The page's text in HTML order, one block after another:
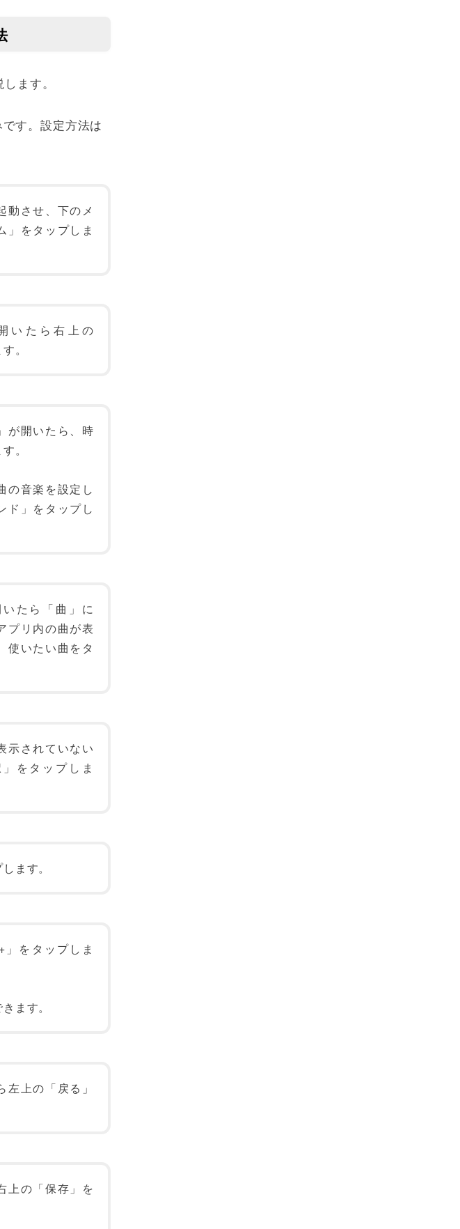
ます。
す。設定方法は
動させ、下のメ
」をタップしま
いたら右上の
。
が開いたら、時
。
の音楽を設定し
ド」をタップし
たら「曲」に
プリ内の曲が表
使いたい曲をタ
示されていない
をタップしま
ます。
をタップしま
ます。
上の「戻る」
上の「保存」を